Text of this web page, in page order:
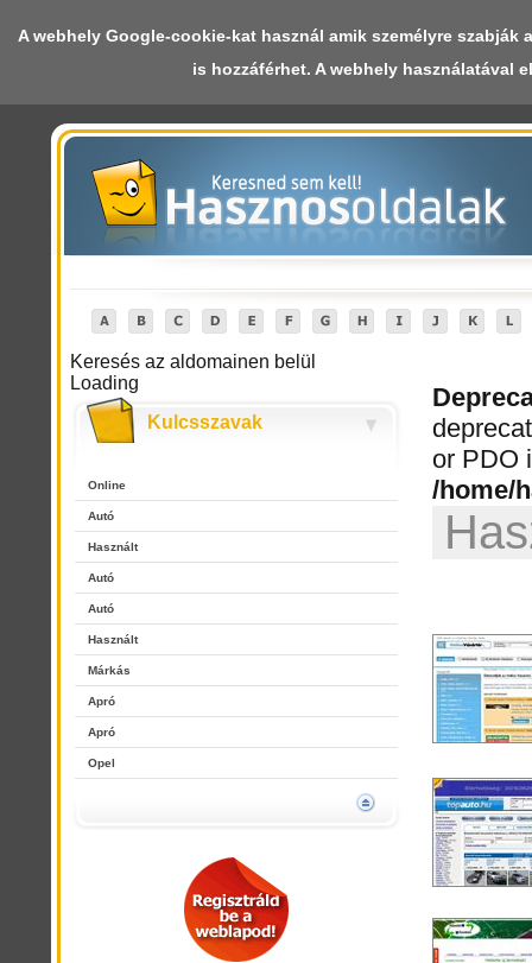
Deprecated: mysql_connect(): The mysql extension is deprecated
/home/hasznoso/public_html/index.phpon line494
Keresés az aldomainen belül
Loading
Kulcsszavak
Online
Autó
Használt
Autó
Autó
Használt
Márkás
Apró
Apró
Opel
or PDO
/home/
A webhely Google-cookie-kat használ amik személyre
is hozzáférhet. A webhely használatával